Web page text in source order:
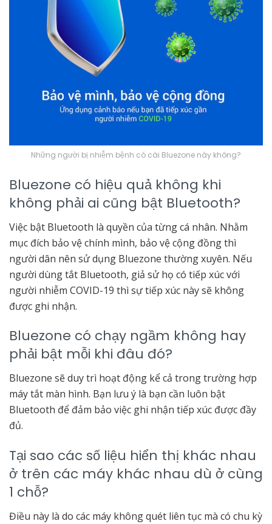
Những người bị nhiễm bệnh có cài Bluezone này không?
Bluezone có hiệu quả không khi
không phải ai cũng bật Bluetooth?
Việc bật Bluetooth là quyền của từng cá nhân. Nhằm
mục đích bảo vệ chính mình, bảo vệ cộng đồng thì
người dân nên sử dụng Bluezone thường xuyên. Nếu
người dùng tắt Bluetooth, giả sử họ có tiếp xúc với
người nhiễm COVID-19 thì sự tiếp xúc này sẽ không
được ghi nhận.
Bluezone có chạy ngầm không hay
phải bật mỗi khi đâu đó?
Bluezone sẽ duy trì hoạt động kể cả trong trường hợp
máy tắt màn hình. Bạn lưu ý là bạn cần luôn bật
Bluetooth để đảm bảo việc ghi nhận tiếp xúc được đầy
đủ.
Tại sao các số liệu hiển thị khác nhau
ở trên các máy khác nhau dù ở cùng
1 chỗ?
Điều này là do các máy không quét liên tục mà có chu kỳ